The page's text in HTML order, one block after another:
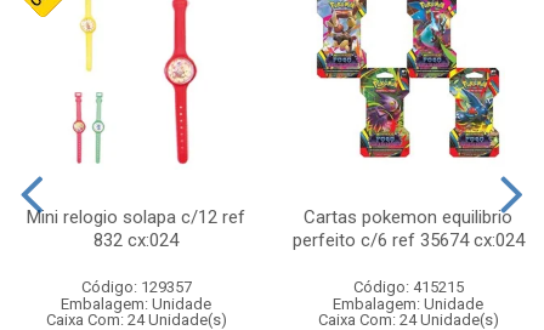
Mini relogio solapa c/12 ref
832 cx:024
Código: 129357
Embalagem: Unidade
Caixa Com: 24 Unidade(s)
Cartas pokemon equilibrio
perfeito c/6 ref 35674 cx:024
Código: 415215
Embalagem: Unidade
Caixa Com: 24 Unidade(s)